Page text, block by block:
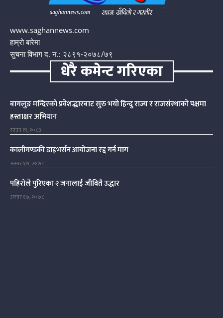
www.saghannews.com
हाम्रो बारेमा
सुचना विभाग द. न.: २८९१-२०७८/७९
धेरै कमेन्ट गरिएका
बागलुङ मन्दिरको प्रवेशद्धारबाट सुरु भयो हिन्दु राज्य र राजसंस्थाको पक्षमा
हस्ताक्षर अभियान
साउन १९, २०८३
कालीगण्डकी डाइभर्सन आयोजना रद्द गर्न माग
असार १७, २०७८
पहिरोले पुरिएका २ जनालाई जीवितै उद्धार
असार १७, २०७८